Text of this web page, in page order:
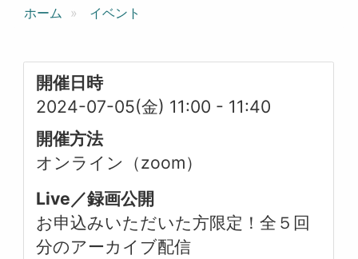
ホーム イベント
開催日時
2024-07-05(金) 11:00 - 11:40
開催方法
オンライン（zoom）
Live／録画公開
お申込みいただいた方限定！全５回
分のアーカイブ配信